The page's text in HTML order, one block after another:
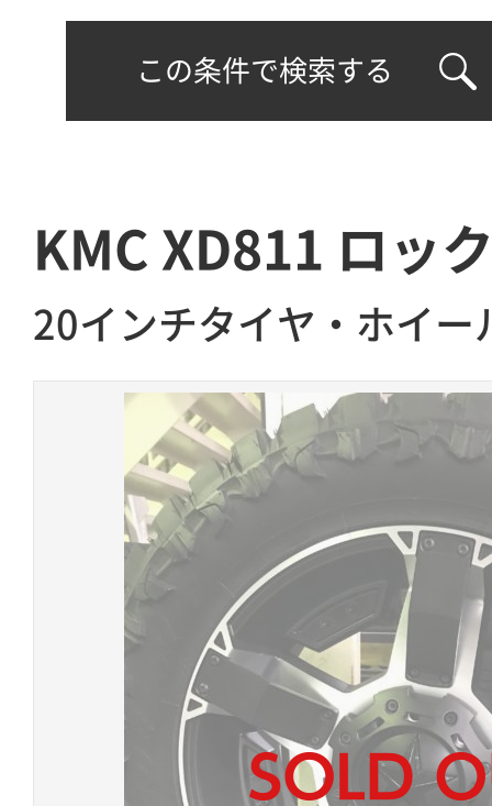
この条件で検索する
KMC XD811 ロッ
20インチタイヤ・ホイー